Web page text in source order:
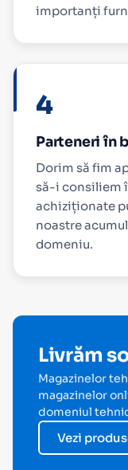
importanți
4
Parteneri în
Dorim să fim
să-i consiliem
achiziționate
noastre
domeniu.
Livrăm
Magazinelor
magazinelor
domeniul
Vezi